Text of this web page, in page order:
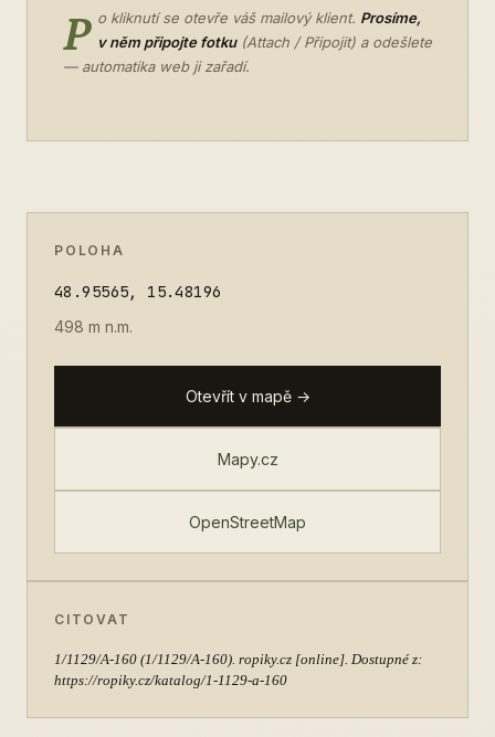
P o kliknutí se otevře váš mailový klient. Prosíme,
v něm připojte fotku(Attach / Připojit) a odešlete
— automatika web ji zařadí.
POLOHA
48.95565, 15.48196
498 m n.m.
Otevřít v mapě →
Mapy.cz
OpenStreetMap
CITOVAT
1/1129/A-160 (1/1129/A-160). ropiky.cz [online]. Dostupné z:
https://ropiky.cz/katalog/1-1129-a-160